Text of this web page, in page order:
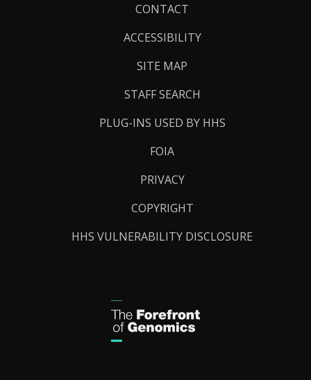
CONTACT
ACCESSIBILITY
SITE MAP
STAFF SEARCH
PLUG-INS USED BY HHS
FOIA
PRIVACY
COPYRIGHT
HHS VULNERABILITY DISCLOSURE